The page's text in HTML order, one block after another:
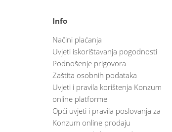
Info
Načini plaćanja
Uvjeti iskorištavanja pogodnosti
Podnošenje prigovora
Zaštita osobnih podataka
Uvjeti i pravila korištenja Konzum
online platforme
Opći uvjeti i pravila poslovanja za
Konzum online prodaju